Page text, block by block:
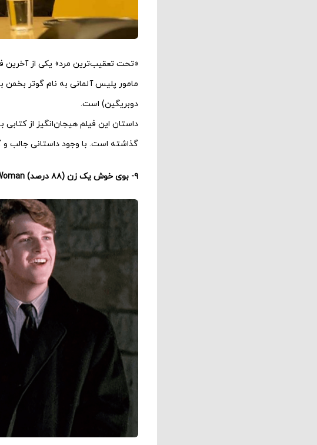
«تحت تعقیب‌ترین مرد»‌ یکی از آخرین
مامور پلیس آلمانی به نام گوتر بخمن
دوبریگین) است.
داستان این فیلم هیجان‌انگیز از
گذاشته است. با وجود داستانی جالب و
۹- بوی خوش یک زن (۸۸ درصد)